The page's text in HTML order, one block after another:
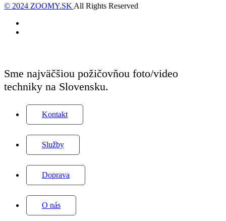
© 2024 ZOOMY.SK All Rights Reserved
Sme najväčšiou požičovňou foto/video
techniky na Slovensku.
Kontakt
Služby
Doprava
O nás